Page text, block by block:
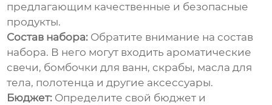
предлагающим качественные и безопасные
продукты.
Состав набора: Обратите внимание на состав
набора. В него могут входить ароматические
свечи, бомбочки для ванн, скрабы, масла для
тела, полотенца и другие аксессуары.
Бюджет: Определите свой бюджет и